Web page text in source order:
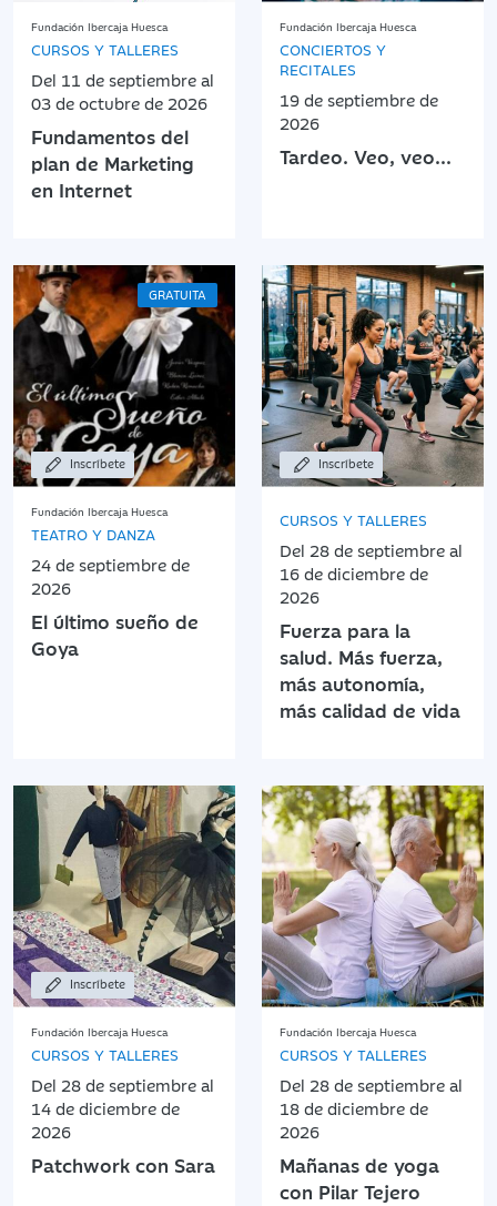
Fundación Ibercaja Huesca
CURSOS Y TALLERES
Del 11 de septiembre al
03 de octubre de 2026
Fundamentos del
plan de Marketing
en Internet
Fundación Ibercaja Huesca
CONCIERTOS Y
RECITALES
19 de septiembre de
2026
Tardeo. Veo, veo...
GRATUITA
Inscríbete
Fundación Ibercaja Huesca
TEATRO Y DANZA
24 de septiembre de
2026
El último sueño de
Goya
Inscríbete
CURSOS Y TALLERES
Del 28 de septiembre al
16 de diciembre de
2026
Fuerza para la
salud. Más fuerza,
más autonomía,
más calidad de vida
Inscríbete
Fundación Ibercaja Huesca
CURSOS Y TALLERES
Del 28 de septiembre al
14 de diciembre de
2026
Patchwork con Sara
Fundación Ibercaja Huesca
CURSOS Y TALLERES
Del 28 de septiembre al
18 de diciembre de
2026
Mañanas de yoga
con Pilar Tejero